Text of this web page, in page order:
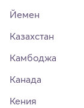
Йемен
Казахстан
Камбоджа
Канада
Кения